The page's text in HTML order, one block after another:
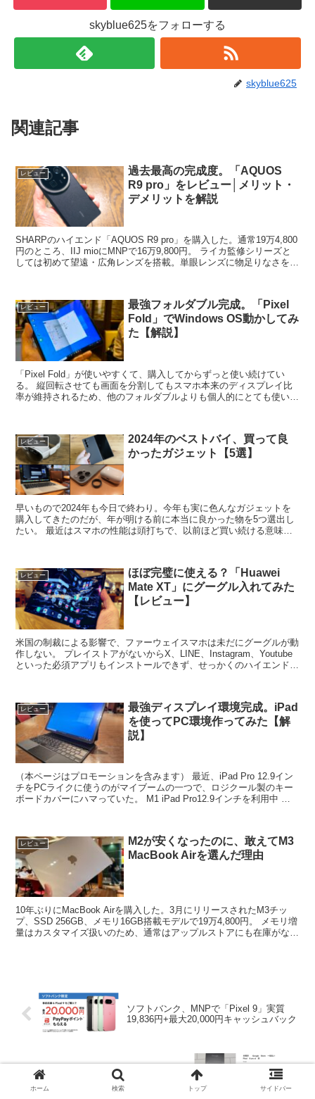
skyblue625をフォローする
skyblue625
関連記事
レビュー
過去最高の完成度。「AQUOS
R9 pro」をレビュー│メリット・
デメリットを解説
SHARPのハイエンド「AQUOS R9 pro」を購入した。通常19万4,800
円のところ、IIJ mioにMNPで16万9,800円。 ライカ監修シリーズと
しては初めて望遠・広角レンズを搭載。単眼レンズに物足りなさを感
レビュー
最強フォルダブル完成。「Pixel
Fold」でWindows OS動かしてみ
た【解説】
「Pixel Fold」が使いやすくて、購入してからずっと使い続けてい
る。 縦回転させても画面を分割してもスマホ本来のディスプレイ比
率が維持されるため、他のフォルダブルよりも個人的にとても使いや
レビュー
2024年のベストバイ、買って良
かったガジェット【5選】
早いもので2024年も今日で終わり。今年も実に色んなガジェットを
購入してきたのだが、年が明ける前に本当に良かった物を5つ選出し
たい。 最近はスマホの性能は頭打ちで、以前ほど買い続ける意味も
レビュー
ほぼ完璧に使える？「Huawei
Mate XT」にグーグル入れてみた
【レビュー】
米国の制裁による影響で、ファーウェイスマホは未だにグーグルが動
作しない。 プレイストアがないからX、LINE、Instagram、Youtube
といった必須アプリもインストールできず、せっかくのハイエンド端
レビュー
最強ディスプレイ環境完成。iPad
を使ってPC環境作ってみた【解
説】
（本ページはプロモーションを含みます） 最近、iPad Pro 12.9イン
チをPCライクに使うのがマイブームの一つで、ロジクール製のキー
ボードカバーにハマっていた。 M1 iPad Pro12.9インチを利用中 余
レビュー
M2が安くなったのに、敢えてM3
MacBook Airを選んだ理由
10年ぶりにMacBook Airを購入した。3月にリリースされたM3チッ
プ、SSD 256GB、メモリ16GB搭載モデルで19万4,800円。 メモリ増
量はカスタマイズ扱いのため、通常はアップルストアにも在庫がない
ソフトバンク、MNPで「Pixel 9」実質
19,836円+最大20,000円キャッシュバック
Google Pixel 9 Pro XL、早くも白ロムが
13万円台で登場
ホーム 検索 トップ サイドバー